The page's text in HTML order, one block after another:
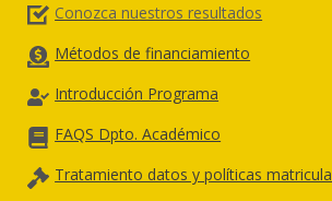
Conozca nuestros resultados
Métodos de financiamiento
Introducción Programa
FAQS Dpto. Académico
Tratamiento datos y políticas matricula